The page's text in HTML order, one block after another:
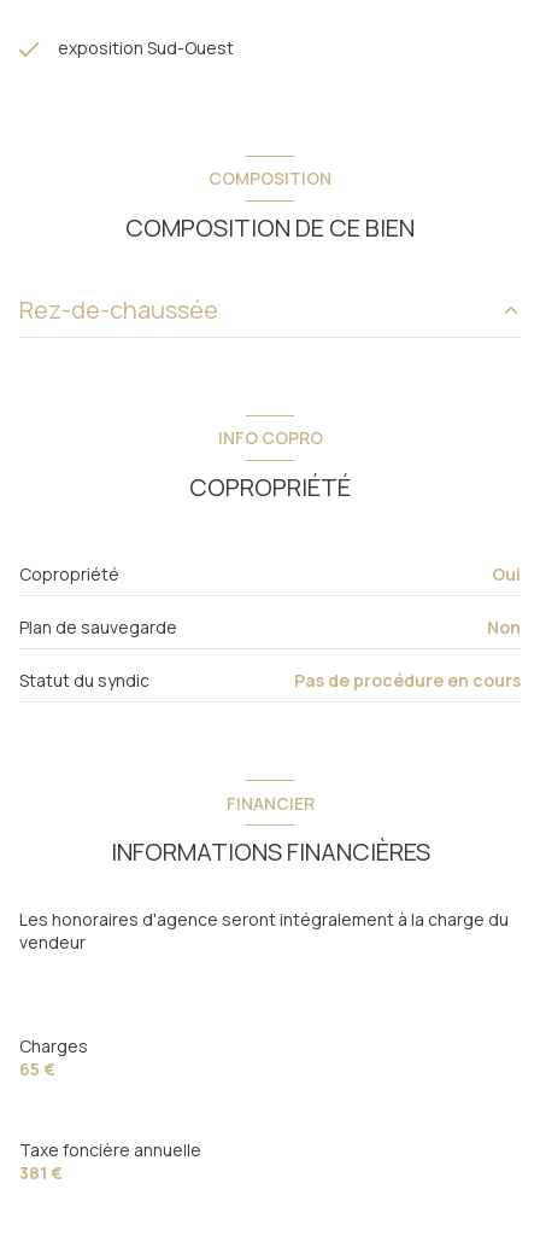
exposition Sud-Ouest
COMPOSITION
COMPOSITION DE CE BIEN
Rez-de-chaussée
Placard 2
Placard 3
0.43 m²
INFO COPRO
COPROPRIÉTÉ
Copropriété Oui
Plan de sauvegarde Non
Statut du syndic Pas de procédure en cours
FINANCIER
INFORMATIONS FINANCIÈRES
Les honoraires d'agence seront intégralement à la charge du
vendeur
Charges
65 €
Taxe foncière annuelle
381 €